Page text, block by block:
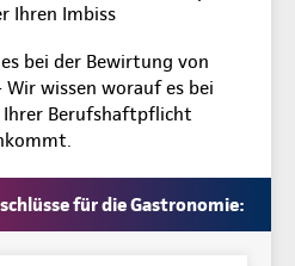
Ihren Imbiss
bei der Bewirtung von
wissen worauf es bei
Ihrer Berufshaftpflicht
für die Gastronomie: